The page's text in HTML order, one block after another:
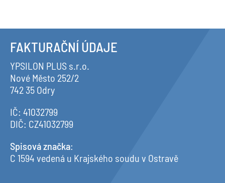
FAKTURAČNÍ ÚDAJE
YPSILON PLUS s.r.o.
Nové Město 252/2
742 35 Odry
IČ: 41032799
DIČ: CZ41032799
Spisová značka:
C 1594 vedená u Krajského soudu v Ostravě